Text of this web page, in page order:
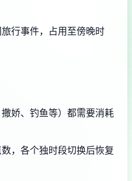
行事件，占用至傍晚时
娇、钓鱼等）都需要消耗
，各个独时段切换后恢复